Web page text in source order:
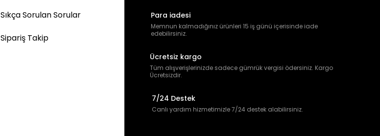
Sıkça Sorulan Sorular
Sipariş Takip
Para iadesi
Memnun kalmadığınız ürünleri 15 iş günü içerisinde iade
edebilirsiniz.
Ücretsiz kargo
Tüm alışverişlerinizde sadece gümrük vergisi ödersiniz. Kargo
Ücretsizdir.
7/24 Destek
Canlı yardım hizmetimizle 7/24 destek alabilirsiniz.